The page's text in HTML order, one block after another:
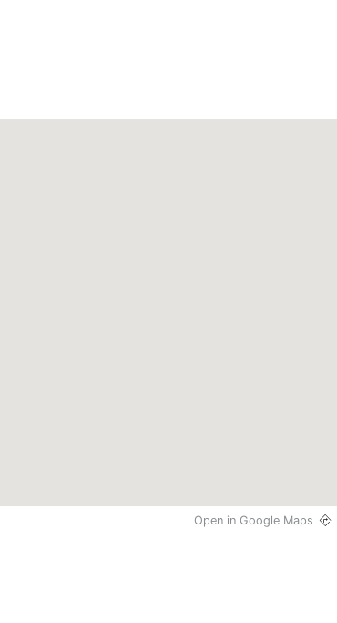
Open in Google Maps